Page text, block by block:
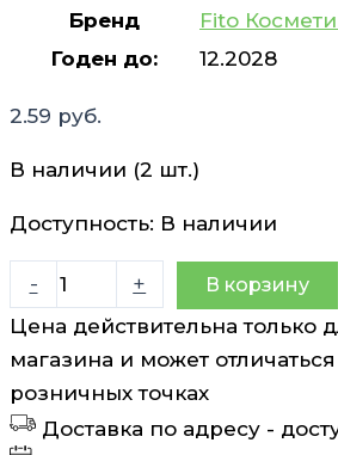
Бренд
Fito
Годен до:
12.2028
2.59 руб.
В наличии (2 шт.)
Доступность: В наличии
-
Количество
товара
Глина
белая
Анапская
+ В корзину
Цена действительна только
магазина и может
розничных точках
Доставка по адресу -